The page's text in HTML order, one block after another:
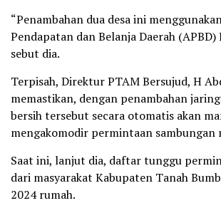
“Penambahan dua desa ini
Pendapatan dan Belanja Daerah (APBD)
sebut dia.
Terpisah, Direktur PTAM Bersujud, H
memastikan, dengan penambahan
bersih tersebut secara otomatis akan
mengakomodir permintaan sambungan
Saat ini, lanjut dia, daftar tunggu
dari masyarakat Kabupaten Tanah
2024 rumah.